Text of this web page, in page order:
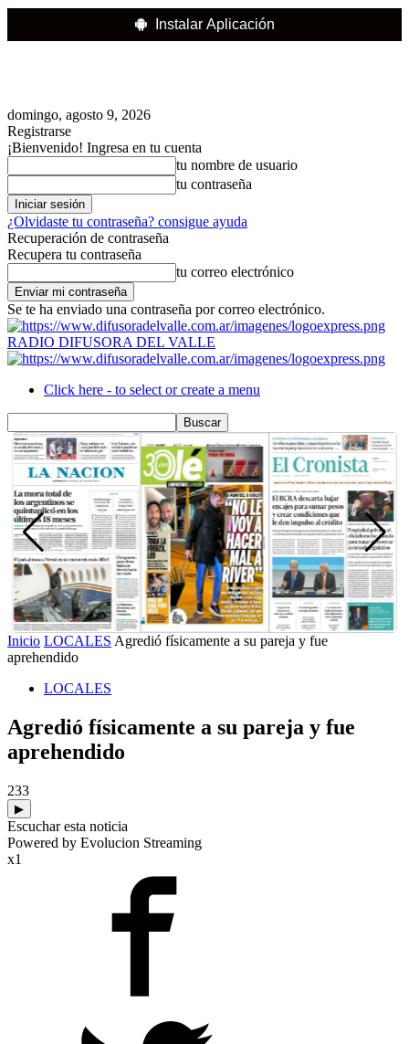
Instalar Aplicación
domingo, agosto 9, 2026
Registrarse
¡Bienvenido! Ingresa en tu cuenta
tu nombre de usuario
tu contraseña
¿Olvidaste tu contraseña? consigue ayuda
Recuperación de contraseña
Recupera tu contraseña
tu correo electrónico
Se te ha enviado una contraseña por correo electrónico.
RADIO DIFUSORA DEL VALLE
Click here - to select or create a menu
Inicio LOCALES Agredió físicamente a su pareja y fue
aprehendido
LOCALES
Agredió físicamente a su pareja y fue
aprehendido
233
▶
Escuchar esta noticia
Powered by Evolucion Streaming
x1